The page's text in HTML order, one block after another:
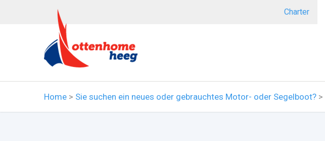
Charter
Home > Sie suchen ein neues oder gebrauchtes Motor- oder Segelboot? >